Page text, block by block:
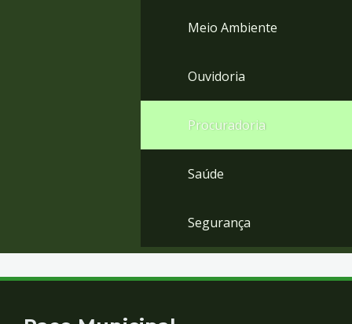
Meio Ambiente
Ouvidoria
Procuradoria
Saúde
Segurança